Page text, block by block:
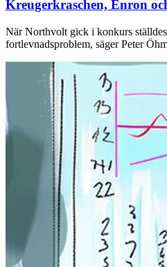
Kreugerkraschen, Enron
När Northvolt gick i konkurs ställdes
fortlevnadsproblem, säger Peter